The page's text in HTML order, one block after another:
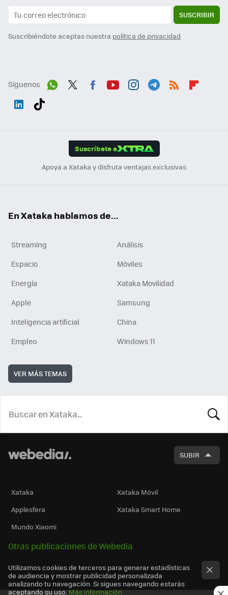
SUSCRIBIR
Suscribiéndote aceptas nuestra política de privacidad
Síguenos
Suscríbete a
Apoya a Xataka y disfruta ventajas exclusivas
En Xataka hablamos de...
Streaming
Análisis
Espacio
Móviles
Energía
Xataka Movilidad
Apple
Samsung
Inteligencia artificial
China
Empleo
Windows 11
VER MÁS TEMAS
SUBIR
Xataka
Xataka Móvil
Applesfera
Xataka Smart Home
Mundo Xiaomi
Otras publicaciones de Webedia
Utilizamos cookies de terceros para generar estadísticas
de audiencia y mostrar publicidad personalizada
analizando tu navegación. Si sigues navegando estarás
aceptando su uso. Más información